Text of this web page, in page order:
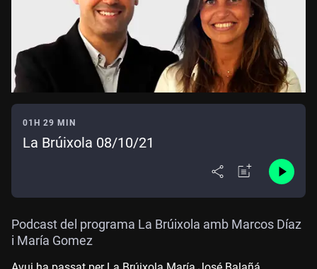
01H 29 MIN
La Brúixola 08/10/21
Podcast del programa La Brúixola amb Marcos Díaz
i María Gomez